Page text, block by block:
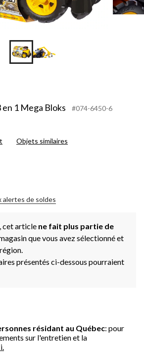
1 Mega Bloks #074-6450-6
Objets similaires
alertes de soldes
cet article ne fait plus partie de
que vous avez sélectionné et
présentés ci-dessous pourraient
résidant au Québec: pour
sur l'entretien et la